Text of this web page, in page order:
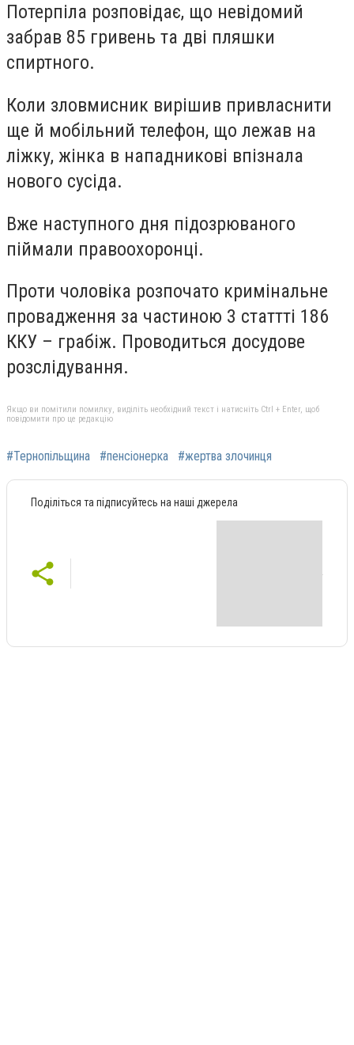
Потерпіла розповідає, що невідомий
забрав 85 гривень та дві пляшки
спиртного.
Коли зловмисник вирішив привласнити
ще й мобільний телефон, що лежав на
ліжку, жінка в нападникові впізнала
нового сусіда.
Вже наступного дня підозрюваного
піймали правоохоронці.
Проти чоловіка розпочато кримінальне
провадження за частиною 3 статтті 186
ККУ – грабіж. Проводиться досудове
розслідування.
Якщо ви помітили помилку, виділіть необхідний текст і натисніть Ctrl + Enter, щоб
повідомити про це редакцію
#Тернопільщина #пенсіонерка #жертва злочинця
Поділіться та підписуйтесь на наші джерела